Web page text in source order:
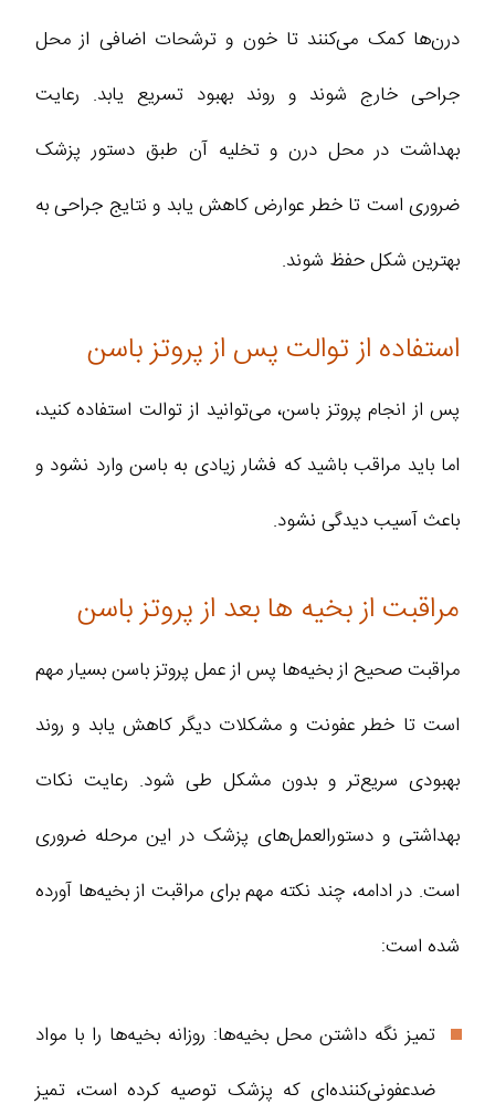
درن‌ها کمک می‌کنند تا خون و ترشحات اضافی از محل
جراحی خارج شوند و روند بهبود تسریع یابد. رعایت
بهداشت در محل درن و تخلیه آن طبق دستور پزشک
ضروری است تا خطر عوارض کاهش یابد و نتایج جراحی به
بهترین شکل حفظ شوند.
استفاده از توالت پس از پروتز باسن
پس از انجام پروتز باسن، می‌توانید از توالت استفاده کنید،
اما باید مراقب باشید که فشار زیادی به باسن وارد نشود و
باعث آسیب دیدگی نشود.
مراقبت از بخیه ها بعد از پروتز باسن
مراقبت صحیح از بخیه‌ها پس از عمل پروتز باسن بسیار مهم
است تا خطر عفونت و مشکلات دیگر کاهش یابد و روند
بهبودی سریع‌تر و بدون مشکل طی شود. رعایت نکات
بهداشتی و دستورالعمل‌های پزشک در این مرحله ضروری
است. در ادامه، چند نکته مهم برای مراقبت از بخیه‌ها آورده
شده است:
تمیز نگه داشتن محل بخیه‌ها: روزانه بخیه‌ها را با مواد
ضدعفونی‌کننده‌ای که پزشک توصیه کرده است، تمیز